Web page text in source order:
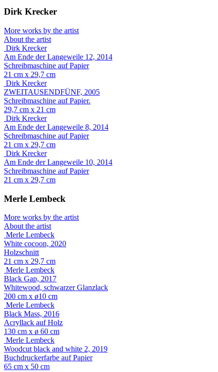
Dirk Krecker
More works by the artist
About the artist
Dirk Krecker
Am Ende der Langeweile 12, 2014
Schreibmaschine auf Papier
21 cm x 29,7 cm
Dirk Krecker
ZWEITAUSENDFÜNF, 2005
Schreibmaschine auf Papier.
29,7 cm x 21 cm
Dirk Krecker
Am Ende der Langeweile 8, 2014
Schreibmaschine auf Papier
21 cm x 29,7 cm
Dirk Krecker
Am Ende der Langeweile 10, 2014
Schreibmaschine auf Papier
21 cm x 29,7 cm
Merle Lembeck
More works by the artist
About the artist
Merle Lembeck
White cocoon, 2020
Holzschnitt
21 cm x 29,7 cm
Merle Lembeck
Black Gap, 2017
Whitewood, schwarzer Glanzlack
200 cm x ø10 cm
Merle Lembeck
Black Mass, 2016
Acryllack auf Holz
130 cm x ø 60 cm
Merle Lembeck
Woodcut black and white 2, 2019
Buchdruckerfarbe auf Papier
65 cm x 50 cm